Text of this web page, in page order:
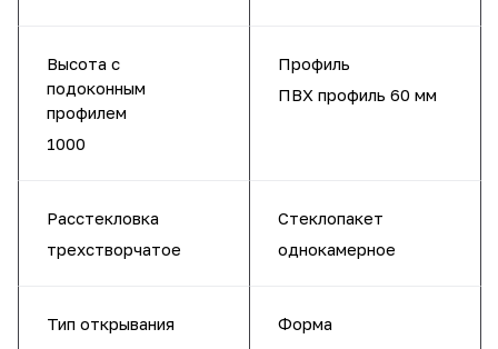
Высота с
подоконным
профилем
1000
Профиль
ПВХ профиль 60 мм
Расстекловка
трехстворчатое
Стеклопакет
однокамерное
Тип открывания
Форма